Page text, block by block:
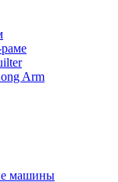
Arm
машины